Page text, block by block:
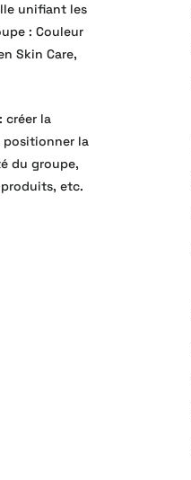
unifiant les
: Couleur
Skin Care,
créer la
positionner la
du groupe,
etc.